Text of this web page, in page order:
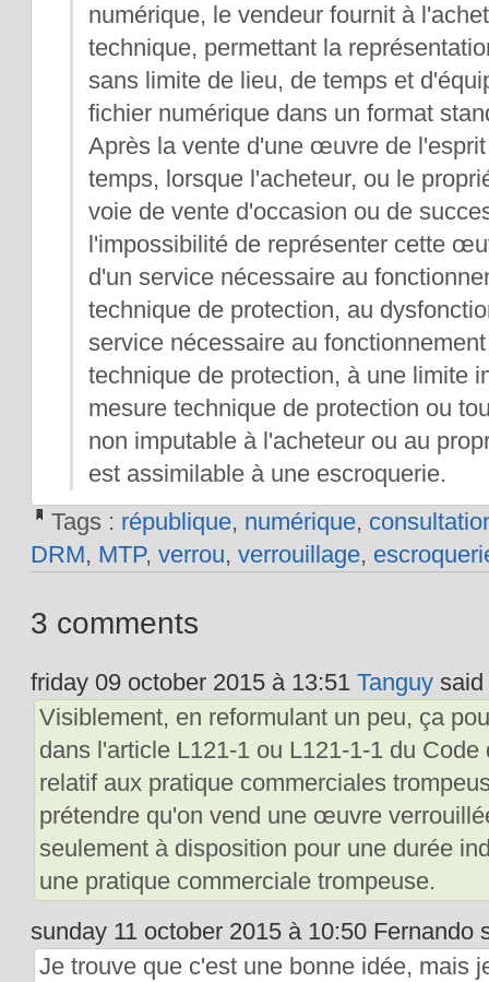
numérique, le vendeur fournit à
technique, permettant la
sans limite de lieu, de temps et
fichier numérique dans un format
Après la vente d'une œuvre de
temps, lorsque l'acheteur, ou le
voie de vente d'occasion ou de
l'impossibilité de représenter cette
d'un service nécessaire au
technique de protection, au
service nécessaire au
technique de protection, à une limite
mesure technique de protection ou
non imputable à l'acheteur ou au
est assimilable à une escroquerie.
Tags : république, numérique,
DRM, MTP, verrou, verrouillage,
3 comments
friday 09 october 2015 à 13:51 Tanguysaid
Visiblement, en reformulant un peu, ça
dans l'article L121-1 ou L121-1-1 du
relatif aux pratique commerciales
prétendre qu'on vend une œuvre
seulement à disposition pour une durée
une pratique commerciale trompeuse.
sunday 11 october 2015 à 10:50 Fernando
Je trouve que c'est une bonne idée, mais